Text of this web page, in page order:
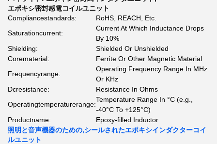
エポキシ密封感電コイルユニット
Compliancestandards:
RoHS, REACH, Etc.
Saturationcurrent:
Current At Which Inductance Drops
By 10%
Shielding:
Shielded Or Unshielded
Corematerial:
Ferrite Or Other Magnetic Material
Frequencyrange:
Operating Frequency Range In MHz
Or KHz
Dcresistance:
Resistance In Ohms
Operatingtemperaturerange:
Temperature Range In °C (e.g.,
-40°C To +125°C)
Productname:
Epoxy-filled Inductor
照明と音声機器のための,シールされたエポキシインダクターコイ
ルユニット